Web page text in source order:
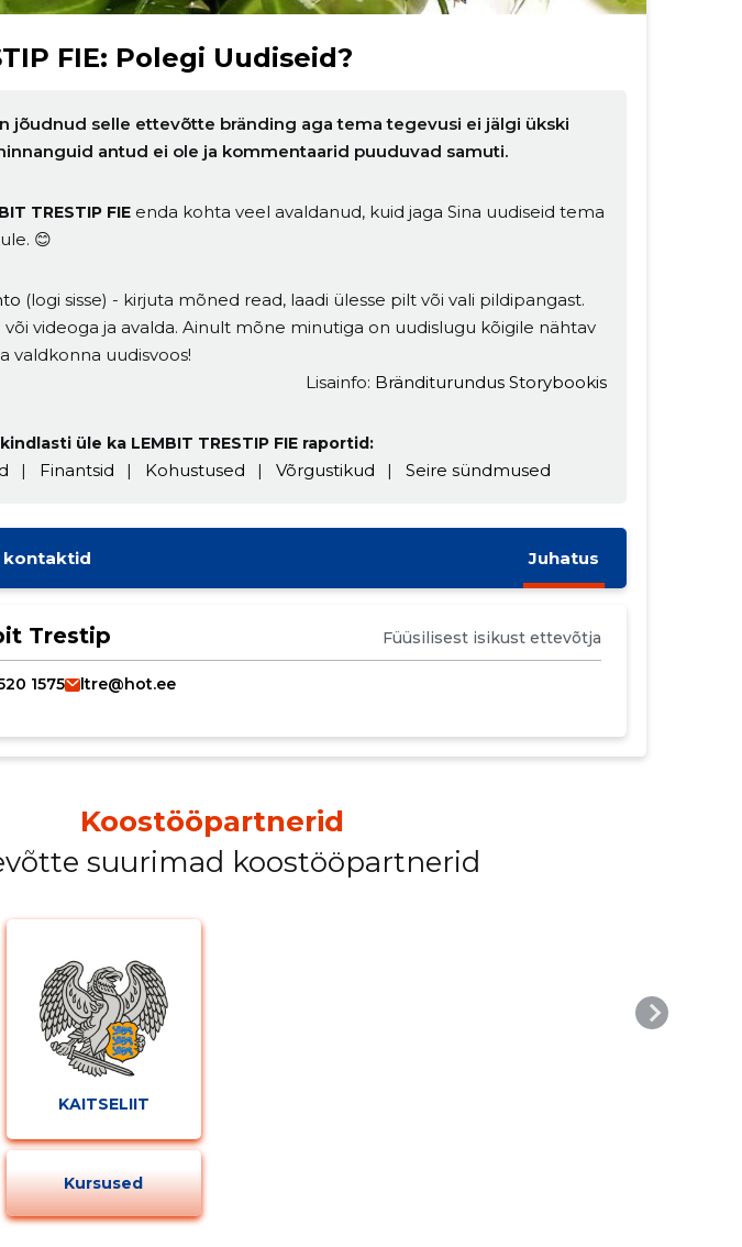
FIE: Polegi Uudiseid?
jõudnud selle ettevõtte bränding aga tema tegevusi ei jälgi ükski
antud ei ole ja kommentaarid puuduvad samuti.
TRESTIP FIEenda kohta veel avaldanud, kuid jaga Sina uudiseid tema
😊
(logi sisse) - kirjuta mõned read, laadi ülesse pilt või vali pildipangast.
või videoga ja avalda. Ainult mõne minutiga on uudislugu kõigile nähtav
valdkonna uudisvoos!
Lisainfo: Bränditurundus Storybookis
üle ka LEMBIT TRESTIP FIE raportid:
| Finantsid | Kohustused | Võrgustikud | Seire sündmused
kontaktid Juhatus
Trestip Füüsilisest isikust ettevõtja
1575 ltre@hot.ee
Koostööpartnerid
suurimad koostööpartnerid
KAITSELIIT
Kursused
kirjeldust